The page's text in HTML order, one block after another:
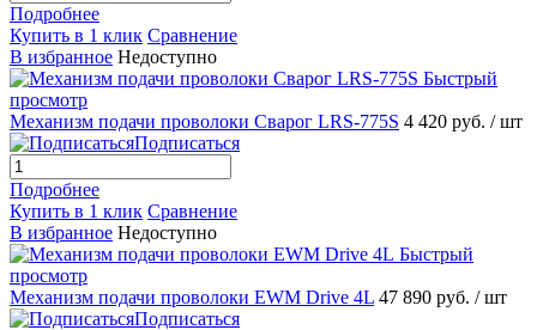
Подробнее
Купить в 1 клик Сравнение
В избранное Недоступно
Быстрый
просмотр
Механизм подачи проволоки Сварог LRS-775S 4 420 руб. / шт
Подписаться
Подробнее
Купить в 1 клик Сравнение
В избранное Недоступно
Быстрый
просмотр
Механизм подачи проволоки EWM Drive 4L 47 890 руб. / шт
Подписаться